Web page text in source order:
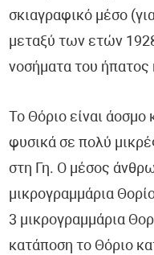
σκιαγραφικό μέσο
μεταξύ των ετών
νοσήματα του ήπατος
Το Θόριο είναι άοσμο
φυσικά σε πολύ
στη Γη. Ο μέσος
μικρογραμμάρια
3 μικρογραμμάρια
κατάποση το Θόριο